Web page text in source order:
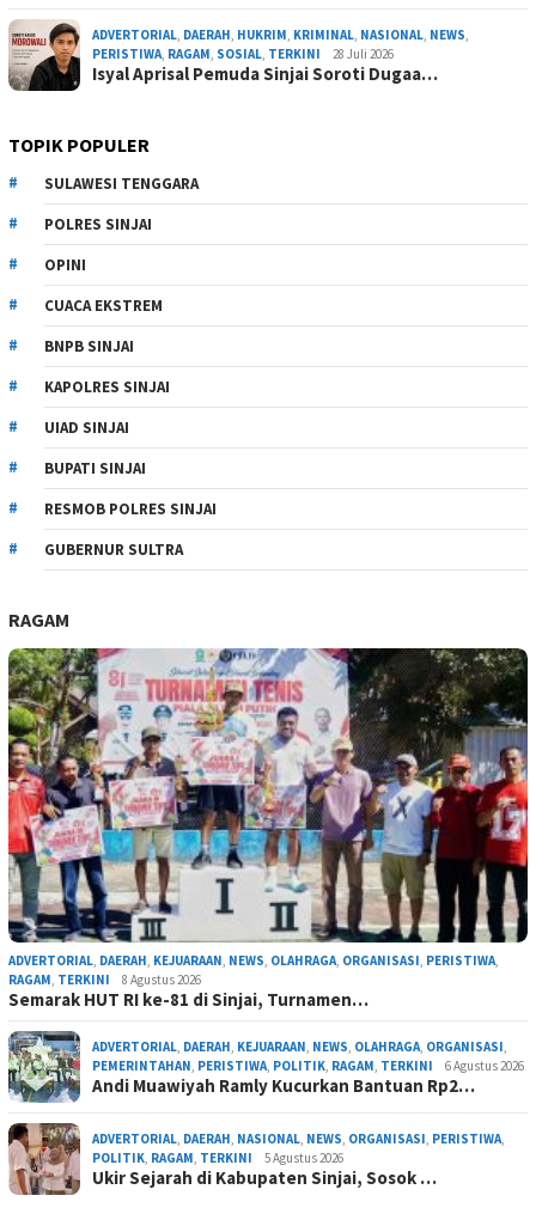
ADVERTORIAL, DAERAH, HUKRIM, KRIMINAL, NASIONAL, NEWS,
PERISTIWA, RAGAM, SOSIAL, TERKINI 28 Juli 2026
Isyal Aprisal Pemuda Sinjai Soroti Dugaa…
TOPIK POPULER
SULAWESI TENGGARA
POLRES SINJAI
OPINI
CUACA EKSTREM
BNPB SINJAI
KAPOLRES SINJAI
UIAD SINJAI
BUPATI SINJAI
RESMOB POLRES SINJAI
GUBERNUR SULTRA
RAGAM
ADVERTORIAL, DAERAH, KEJUARAAN, NEWS, OLAHRAGA, ORGANISASI, PERISTIWA,
RAGAM, TERKINI 8 Agustus 2026
Semarak HUT RI ke-81 di Sinjai, Turnamen…
ADVERTORIAL, DAERAH, KEJUARAAN, NEWS, OLAHRAGA, ORGANISASI,
PEMERINTAHAN, PERISTIWA, POLITIK, RAGAM, TERKINI 6 Agustus 2026
Andi Muawiyah Ramly Kucurkan Bantuan Rp2…
ADVERTORIAL, DAERAH, NASIONAL, NEWS, ORGANISASI, PERISTIWA,
POLITIK, RAGAM, TERKINI 5 Agustus 2026
Ukir Sejarah di Kabupaten Sinjai, Sosok …